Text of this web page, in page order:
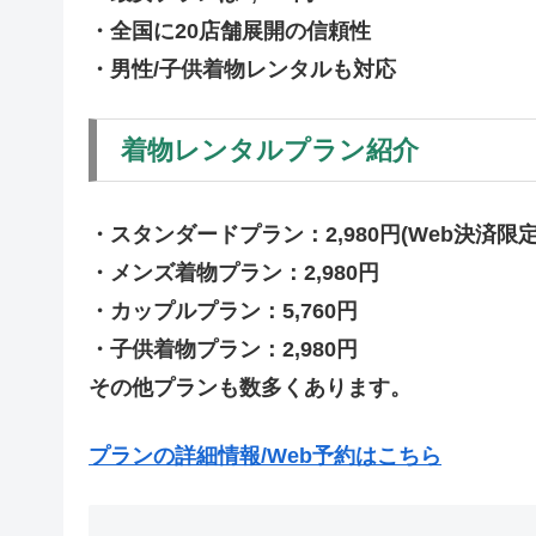
・全国に20店舗展開の信頼性
・男性/子供着物レンタルも対応
着物レンタルプラン紹介
・スタンダードプラン：2,980円(Web決済限
・メンズ着物プラン：2,980円
・カップルプラン：5,760円
・子供着物プラン：2,980円
その他プランも数多くあります。
プランの詳細情報/Web予約はこちら